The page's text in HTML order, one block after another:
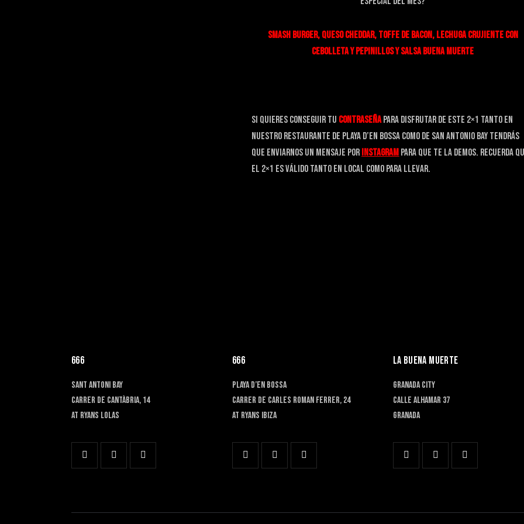
Smash burger, Queso cheddar, Toffe de bacon, Lechuga crujiente con
cebolleta y pepinillos y Salsa Buena Muerte
si quieres conseguir tu contraseñapara disfrutar de este 2×1 tanto en
nuestro restaurante de Playa d’en bossa como de san Antonio bay tendrás
que enviarnos un mensaje por Instagram para que te la demos. Recuerda
el 2×1 es válido tanto en local como para llevar.
666
SANT ANTONI BAY
Carrer de Cantàbria, 14
at RYANS LOLAS
666
PLAYA D’EN BOSSA
Carrer de Carles Roman Ferrer, 24
At RYANS IBIZA
LA BUENA MUERTE
GRANADA CITY
Calle Alhamar 37
Granada